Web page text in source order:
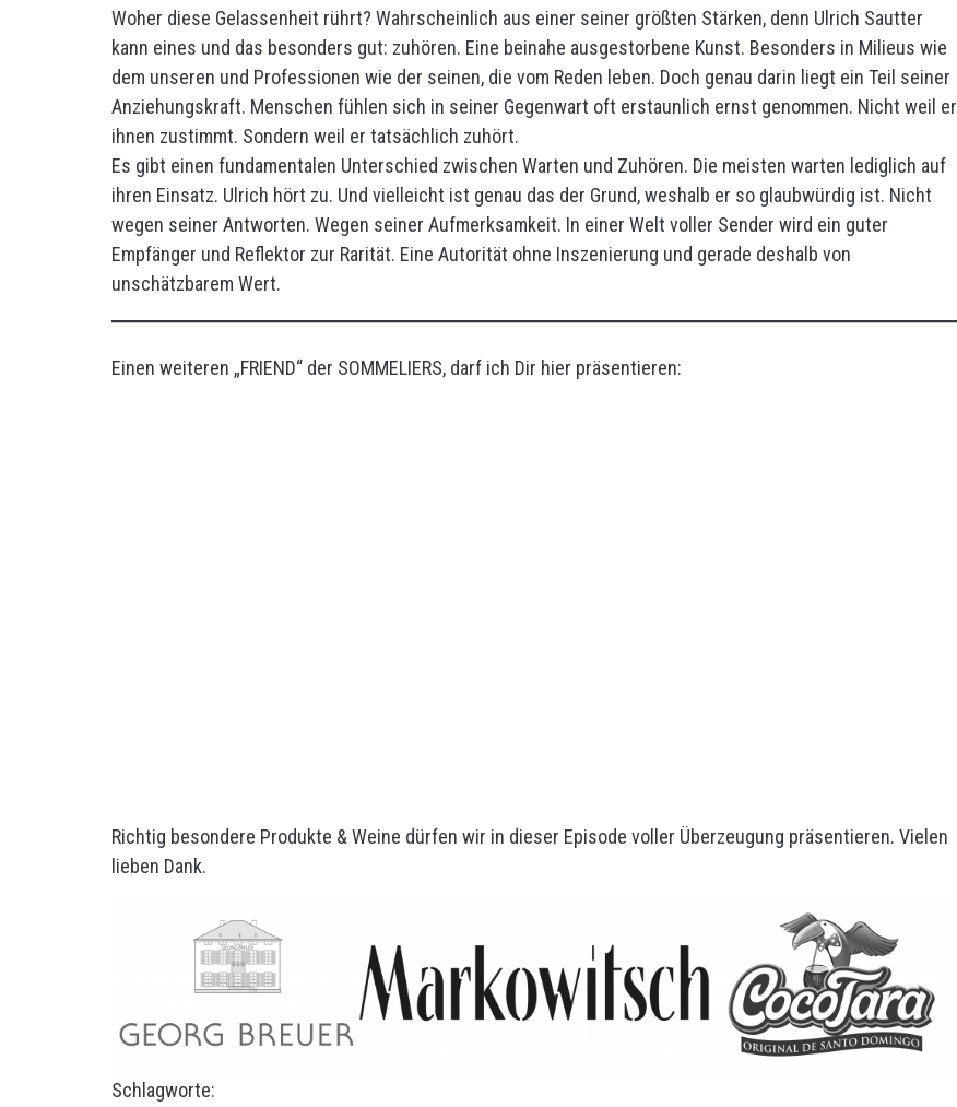
Woher diese Gelassenheit rührt? Wahrscheinlich aus einer seiner größten Stärken, denn Ulrich Sautter
kann eines und das besonders gut: zuhören. Eine beinahe ausgestorbene Kunst. Besonders in Milieus wie
dem unseren und Professionen wie der seinen, die vom Reden leben. Doch genau darin liegt ein Teil seiner
Anziehungskraft. Menschen fühlen sich in seiner Gegenwart oft erstaunlich ernst genommen. Nicht weil er
ihnen zustimmt. Sondern weil er tatsächlich zuhört.
Es gibt einen fundamentalen Unterschied zwischen Warten und Zuhören. Die meisten warten lediglich auf
ihren Einsatz. Ulrich hört zu. Und vielleicht ist genau das der Grund, weshalb er so glaubwürdig ist. Nicht
wegen seiner Antworten. Wegen seiner Aufmerksamkeit. In einer Welt voller Sender wird ein guter
Empfänger und Reflektor zur Rarität. Eine Autorität ohne Inszenierung und gerade deshalb von
unschätzbarem Wert.
Einen weiteren „FRIEND“ der SOMMELIERS, darf ich Dir hier präsentieren:
Richtig besondere Produkte & Weine dürfen wir in dieser Episode voller Überzeugung präsentieren. Vielen
lieben Dank.
Schlagworte: